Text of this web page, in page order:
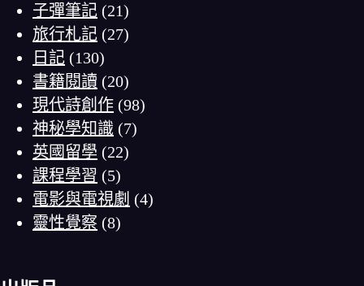
子彈筆記 (21)
旅行札記 (27)
日記 (130)
書籍閱讀 (20)
現代詩創作 (98)
神秘學知識 (7)
英國留學 (22)
課程學習 (5)
電影與電視劇 (4)
靈性覺察 (8)